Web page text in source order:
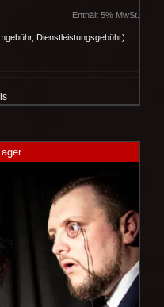
Enthält 5% MwSt.
Dienstleistungsgebühr)